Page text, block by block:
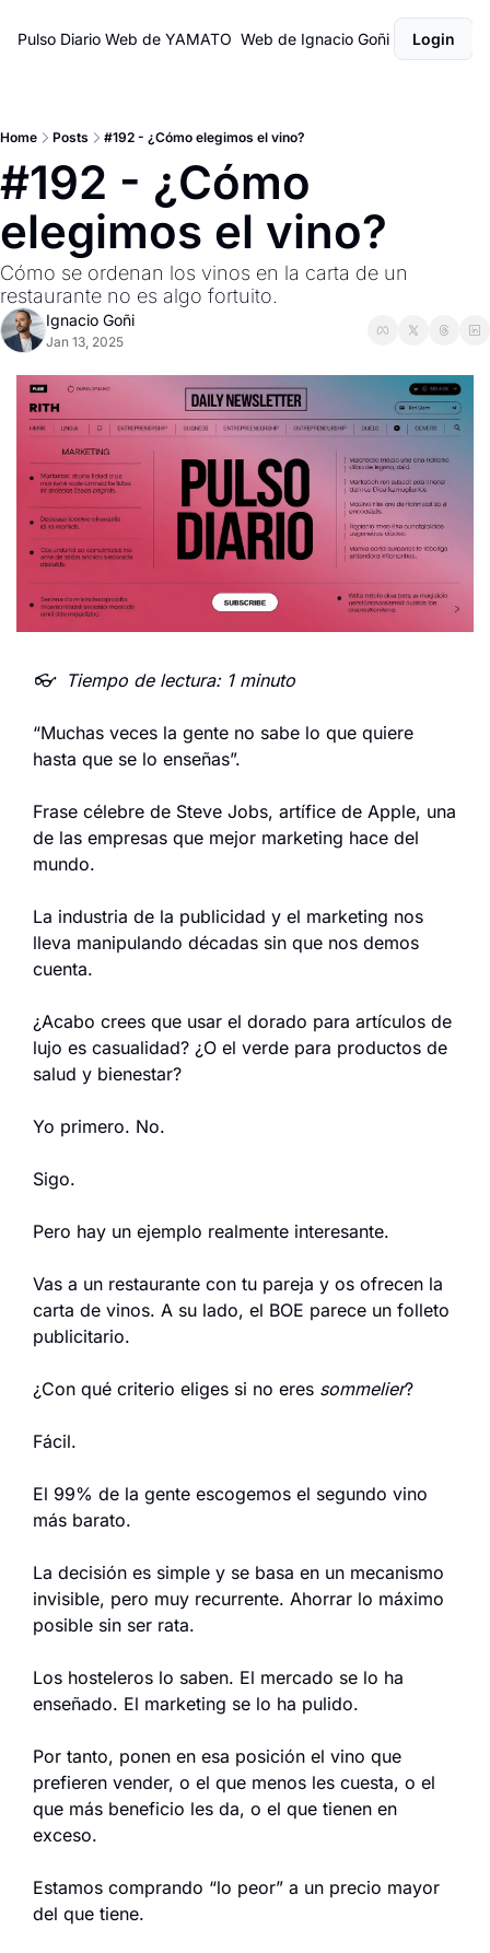
Pulso Diario Web de YAMATO Web de Ignacio Goñi Login
Home Posts #192 - ¿Cómo elegimos el vino?
#192 - ¿Cómo
elegimos el vino?
Cómo se ordenan los vinos en la carta de un
restaurante no es algo fortuito.
Ignacio Goñi
Jan 13, 2025
👓  Tiempo de lectura: 1 minuto
“Muchas veces la gente no sabe lo que quiere
hasta que se lo enseñas”.
Frase célebre de Steve Jobs, artífice de Apple, una
de las empresas que mejor marketing hace del
mundo.
La industria de la publicidad y el marketing nos
lleva manipulando décadas sin que nos demos
cuenta.
¿Acabo crees que usar el dorado para artículos de
lujo es casualidad? ¿O el verde para productos de
salud y bienestar?
Yo primero. No.
Sigo.
Pero hay un ejemplo realmente interesante.
Vas a un restaurante con tu pareja y os ofrecen la
carta de vinos. A su lado, el BOE parece un folleto
publicitario.
¿Con qué criterio eliges si no eres sommelier?
Fácil.
El 99% de la gente escogemos el segundo vino
más barato.
La decisión es simple y se basa en un mecanismo
invisible, pero muy recurrente. Ahorrar lo máximo
posible sin ser rata.
Los hosteleros lo saben. El mercado se lo ha
enseñado. El marketing se lo ha pulido.
Por tanto, ponen en esa posición el vino que
prefieren vender, o el que menos les cuesta, o el
que más beneficio les da, o el que tienen en
exceso.
Estamos comprando “lo peor” a un precio mayor
del que tiene.